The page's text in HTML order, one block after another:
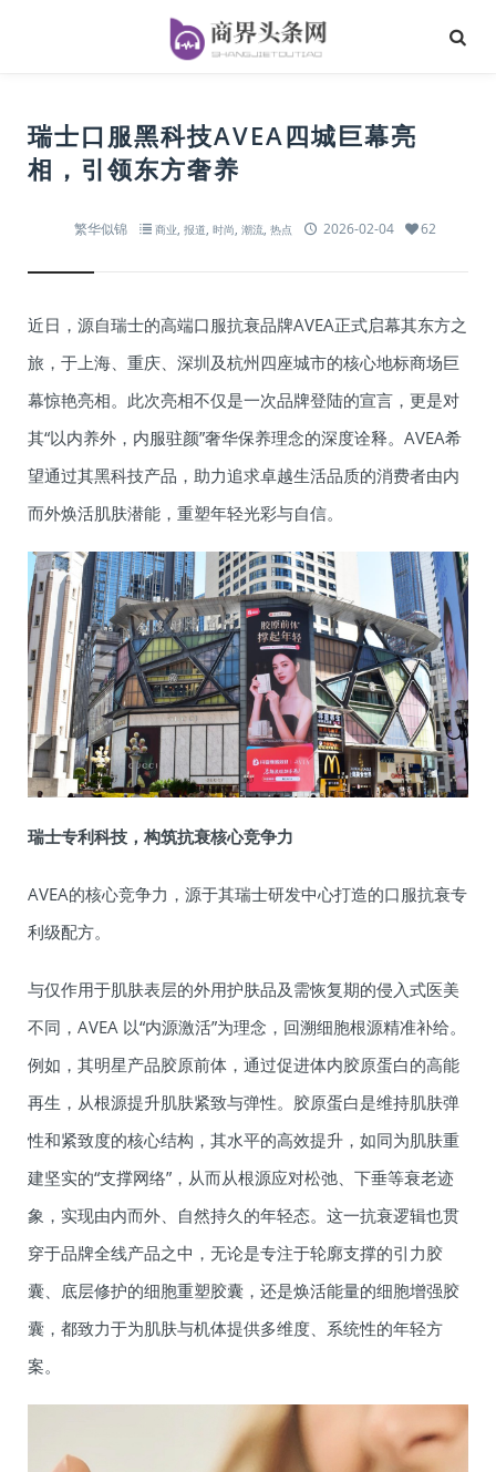
瑞士口服黑科技AVEA四城巨幕亮
相，引领东方奢养
繁华似锦 商业, 报道, 时尚, 潮流, 热点 2026-02-04 62
近日，源自瑞士的高端口服抗衰品牌AVEA正式启幕其东方之
旅，于上海、重庆、深圳及杭州四座城市的核心地标商场巨
幕惊艳亮相。此次亮相不仅是一次品牌登陆的宣言，更是对
其“以内养外，内服驻颜”奢华保养理念的深度诠释。AVEA希
望通过其黑科技产品，助力追求卓越生活品质的消费者由内
而外焕活肌肤潜能，重塑年轻光彩与自信。
瑞士专利科技，构筑抗衰核心竞争力
AVEA的核心竞争力，源于其瑞士研发中心打造的口服抗衰专
利级配方。
与仅作用于肌肤表层的外用护肤品及需恢复期的侵入式医美
不同，AVEA 以“内源激活”为理念，回溯细胞根源精准补给。
例如，其明星产品胶原前体，通过促进体内胶原蛋白的高能
再生，从根源提升肌肤紧致与弹性。胶原蛋白是维持肌肤弹
性和紧致度的核心结构，其水平的高效提升，如同为肌肤重
建坚实的“支撑网络”，从而从根源应对松弛、下垂等衰老迹
象，实现由内而外、自然持久的年轻态。这一抗衰逻辑也贯
穿于品牌全线产品之中，无论是专注于轮廓支撑的引力胶
囊、底层修护的细胞重塑胶囊，还是焕活能量的细胞增强胶
囊，都致力于为肌肤与机体提供多维度、系统性的年轻方
案。